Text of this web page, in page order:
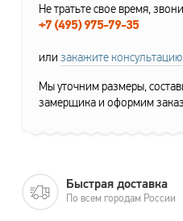
Не тратьте свое время,
+7 (495) 975-79-35
или закажите консультацию
Мы уточним размеры,
замерщика и оформим заказ.
Быстрая доставка
По всем городам России